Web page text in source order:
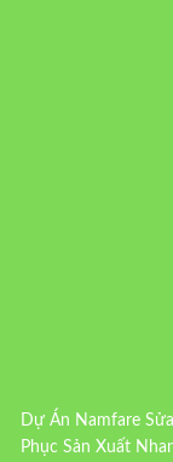
Dự Án Namfare
Phục Sản Xuất